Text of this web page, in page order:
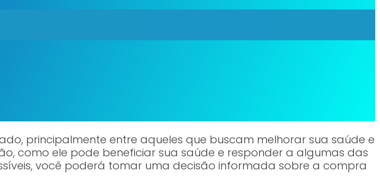
principalmente entre aqueles que buscam melhorar sua saúde e
como ele pode beneficiar sua saúde e responder a algumas das
você poderá tomar uma decisão informada sobre a compra